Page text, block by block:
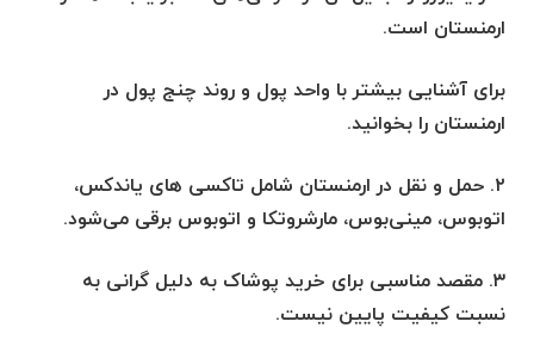
ارمنستان است.
برای آشنایی بیشتر با واحد پول و روند چنج پول در
ارمنستان را بخوانید.
۲. حمل و نقل در ارمنستان شامل تاکسی های یاندکس،
اتوبوس، مینی‌بوس، مارشروتکا و اتوبوس برقی می‌شود.
۳. مقصد مناسبی برای خرید پوشاک به دلیل گرانی به
نسبت کیفیت پایین نیست.